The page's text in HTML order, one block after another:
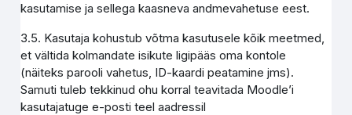
kasutamise ja sellega kaasneva andmevahetuse eest.
3.5. Kasutaja kohustub võtma kasutusele kõik meetmed,
et vältida kolmandate isikute ligipääs oma kontole
(näiteks parooli vahetus, ID-kaardi peatamine jms).
Samuti tuleb tekkinud ohu korral teavitada Moodle’i
kasutajatuge e-posti teel aadressil